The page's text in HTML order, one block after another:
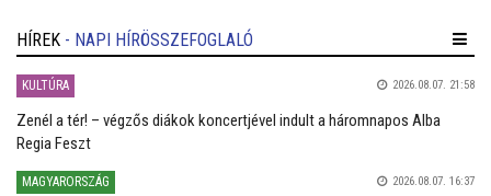
HÍREK - NAPI HÍRÖSSZEFOGLALÓ
KULTÚRA 2026.08.07. 21:58
Zenél a tér! – végzős diákok koncertjével indult a háromnapos Alba
Regia Feszt
MAGYARORSZÁG 2026.08.07. 16:37